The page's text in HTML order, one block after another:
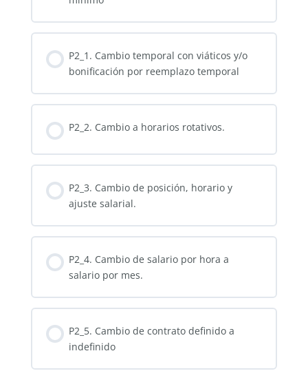
P2_1. Cambio temporal con viáticos y/o
bonificación por reemplazo temporal
P2_2. Cambio a horarios rotativos.
P2_3. Cambio de posición, horario y
ajuste salarial.
P2_4. Cambio de salario por hora a
salario por mes.
P2_5. Cambio de contrato definido a
indefinido